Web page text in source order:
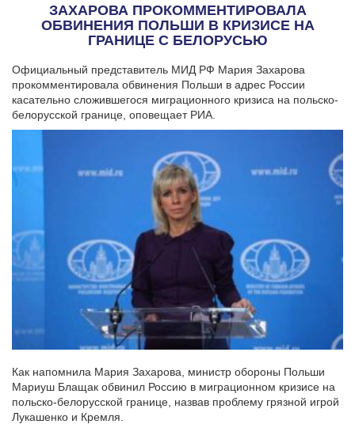
ЗАХАРОВА ПРОКОММЕНТИРОВАЛА
ОБВИНЕНИЯ ПОЛЬШИ В КРИЗИСЕ НА
ГРАНИЦЕ С БЕЛОРУСЬЮ
Официальный представитель МИД РФ Мария Захарова
прокомментировала обвинения Польши в адрес России
касательно сложившегося миграционного кризиса на польско-
белорусской границе, оповещает РИА.
Как напомнила Мария Захарова, министр обороны Польши
Мариуш Блащак обвинил Россию в миграционном кризисе на
польско-белорусской границе, назвав проблему грязной игрой
Лукашенко и Кремля.